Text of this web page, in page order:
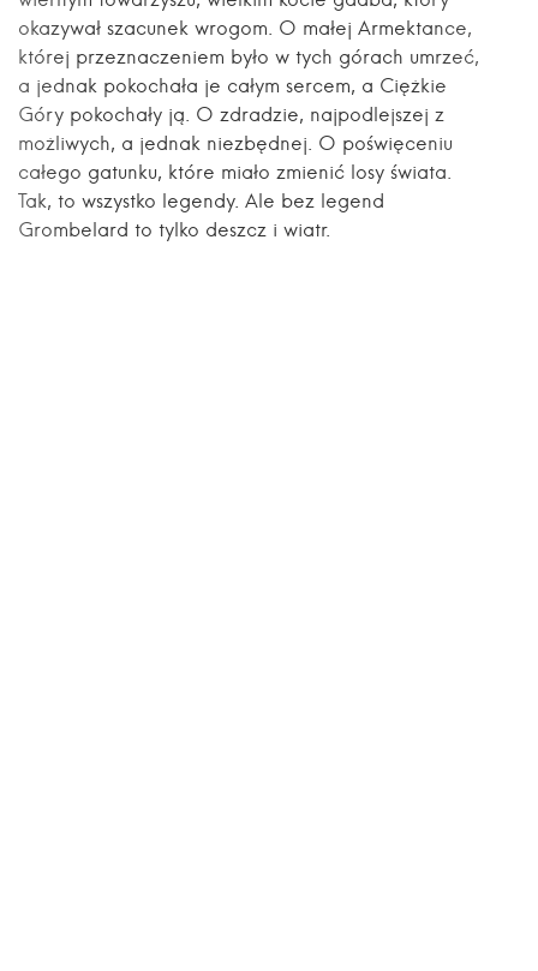
okazywał szacunek wrogom. O małej Armektance,
której przeznaczeniem było w tych górach umrzeć,
a jednak pokochała je całym sercem, a Ciężkie
Góry pokochały ją. O zdradzie, najpodlejszej z
możliwych, a jednak niezbędnej. O poświęceniu
całego gatunku, które miało zmienić losy świata.
Tak, to wszystko legendy. Ale bez legend
Grombelard to tylko deszcz i wiatr.